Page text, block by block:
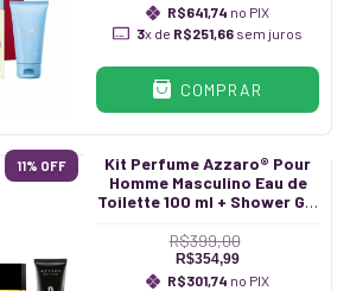
R$641,74 no PIX
3x de R$251,66sem juros
COMPRAR
11% OFF
Kit Perfume Azzaro® Pour
Homme Masculino Eau de
Toilette 100 ml + Shower Gel
R$399,00
R$354,99
R$301,74 no PIX